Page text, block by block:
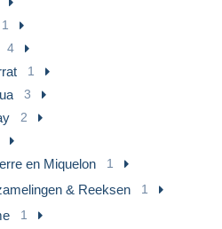
1
4
1
3
2
en Miquelon 1
& Reeksen 1
1